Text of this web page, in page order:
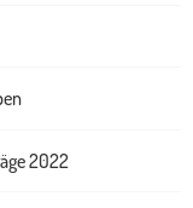
2022